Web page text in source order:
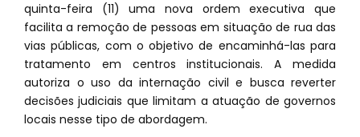
quinta-feira (11) uma nova ordem executiva que
facilita a remoção de pessoas em situação de rua das
vias públicas, com o objetivo de encaminhá-las para
tratamento em centros institucionais. A medida
autoriza o uso da internação civil e busca reverter
decisões judiciais que limitam a atuação de governos
locais nesse tipo de abordagem.